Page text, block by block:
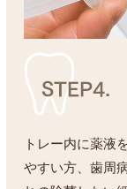
STEP4.
トレー内に薬液
やすい方、歯周